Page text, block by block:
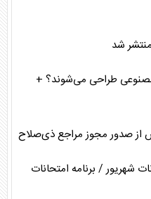
طراحی می‌شوند؟ +
شهریور / برنامه امتحانات